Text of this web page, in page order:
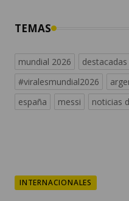
TEMAS
mundial 2026 destacadas
#viralesmundial2026
españa
messi noticias
INTERNACIONALES